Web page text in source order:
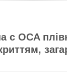
c OCA